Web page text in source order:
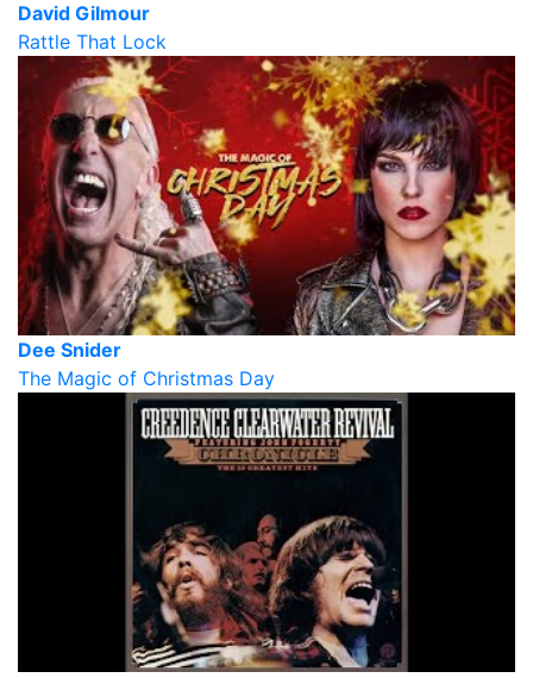
David Gilmour
Rattle That Lock
Dee Snider
The Magic of Christmas Day